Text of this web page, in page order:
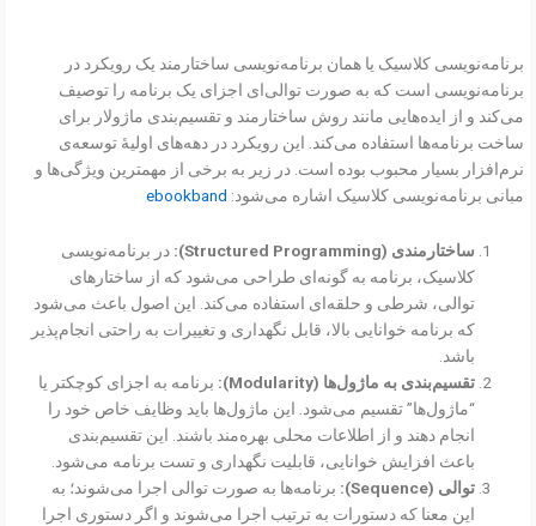
برنامه‌نویسی کلاسیک یا همان برنامه‌نویسی ساختارمند یک رویکرد در
برنامه‌نویسی است که به صورت توالی‌ای اجزای یک برنامه را توصیف
می‌کند و از ایده‌هایی مانند روش ساختارمند و تقسیم‌بندی ماژولار برای
ساخت برنامه‌ها استفاده می‌کند. این رویکرد در دهه‌های اولیهٔ توسعه‌ی
نرم‌افزار بسیار محبوب بوده است. در زیر به برخی از مهمترین ویژگی‌ها و
مبانی برنامه‌نویسی کلاسیک اشاره می‌شود: ebookband
ساختارمندی (Structured Programming):
در برنامه‌نویسی
کلاسیک، برنامه به گونه‌ای طراحی می‌شود که از ساختارهای
توالی، شرطی و حلقه‌ای استفاده می‌کند. این اصول باعث می‌شود
که برنامه خوانایی بالا، قابل نگهداری و تغییرات به راحتی انجام‌پذیر
باشد.
تقسیم‌بندی به ماژول‌ها (Modularity):
برنامه به اجزای کوچکتر یا
“ماژول‌ها” تقسیم می‌شود. این ماژول‌ها باید وظایف خاص خود را
انجام دهند و از اطلاعات محلی بهره‌مند باشند. این تقسیم‌بندی
باعث افزایش خوانایی، قابلیت نگهداری و تست برنامه می‌شود.
توالی (Sequence):
برنامه‌ها به صورت توالی اجرا می‌شوند؛ به
این معنا که دستورات به ترتیب اجرا می‌شوند و اگر دستوری اجرا